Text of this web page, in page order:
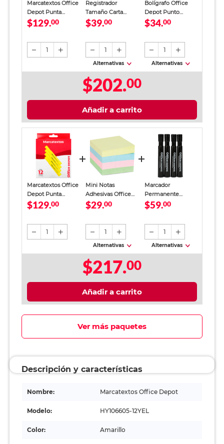
Marcatextos Office
Depot Punta
Cincel Amarillo 12
$129.00
1
Registrador
Tamaño Carta
Office Depot
$39.00
1
Alternativas
Bolígrafo Office
Depot Punto
Mediano Tinta Azul
$34.00
1
Alternativas
$202.00
Añadir a carrito
Marcatextos Office
Depot Punta
Cincel Amarillo 12
$129.00
1
Mini Notas
Adhesivas Office
Depot Colores
$29.00
1
Alternativas
Marcador
Permanente
Office Depot
$59.00
1
Alternativas
$217.00
Añadir a carrito
Ver más paquetes
Descripción y características
Nombre: Marcatextos Office Depot
Modelo: HY106605-12YEL
Color: Amarillo